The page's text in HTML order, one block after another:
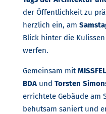
der Öffentlichkeit zu
herzlich ein, am
Blick hinter die
werfen.
Gemeinsam mit
BDAund Torsten
errichtete Gebäude am
behutsam saniert und